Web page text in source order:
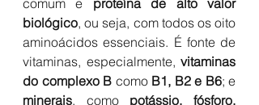
biológico, ou seja, com todos os oito
aminoácidos essenciais. É fonte de
vitaminas, especialmente, vitaminas
do complexo B como B1, B2 e B6
minerais, como potássio, fósforo,